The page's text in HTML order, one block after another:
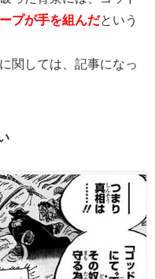
プが手を組んだという
関しては、記事になっ